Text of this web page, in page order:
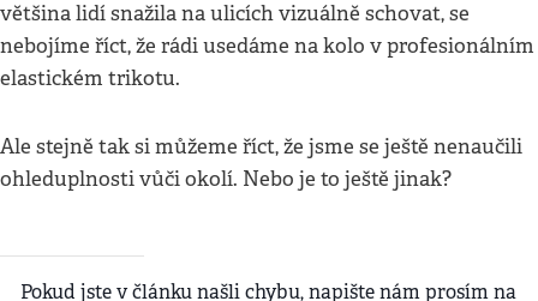
většina lidí snažila na ulicích vizuálně schovat, se
nebojíme říct, že rádi usedáme na kolo v profesionálním
elastickém trikotu.
Ale stejně tak si můžeme říct, že jsme se ještě nenaučili
ohleduplnosti vůči okolí. Nebo je to ještě jinak?
Pokud jste v článku našli chybu, napište nám prosím na